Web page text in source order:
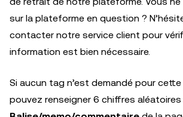
sur la plateforme en question ?
contacter notre service client pour
information est bien nécessaire.
Si aucun tag n’est demandé pour
pouvez renseigner 6 chiffres